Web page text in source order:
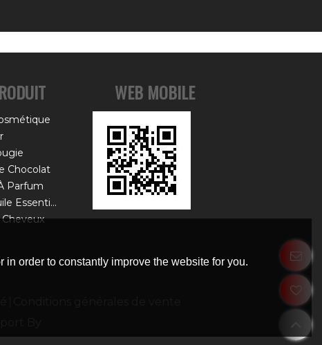
Chocolat
Parfum
Emballage De Boîte D'huile Essentielle
WEB MOBILE
By
order to constantly improve the website for you.